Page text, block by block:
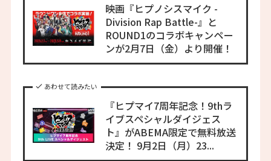
映画『ヒプノシスマイク -
Division Rap Battle-』と
ROUND1のコラボキャンペー
ンが2月7日（金）より開催！
あわせて読みたい
『ヒプマイ7周年記念！9thラ
イブスペシャルダイジェス
ト』がABEMA限定で無料放送
決定！ 9月2日（月）23...